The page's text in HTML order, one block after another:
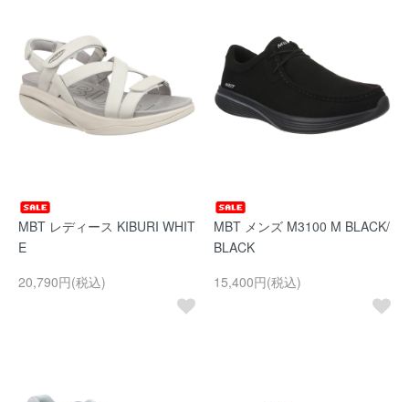
MBT レディース KIBURI WHIT
E
20,790円(税込)
MBT メンズ M3100 M BLACK/
BLACK
15,400円(税込)